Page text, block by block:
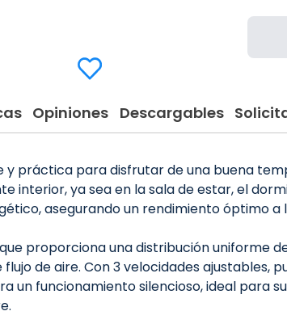
Opiniones Descargables
y práctica para disfrutar de una buena
ya sea en la sala de estar, el
asegurando un rendimiento óptimo a
proporciona una distribución uniforme
de aire. Con 3 velocidades ajustables,
un funcionamiento silencioso, ideal para